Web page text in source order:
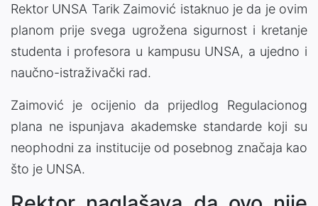
Rektor UNSA Tarik Zaimović istaknuo je da je ovim
planom prije svega ugrožena sigurnost i kretanje
studenta i profesora u kampusu UNSA, a ujedno i
naučno-istraživački rad.
Zaimović je ocijenio da prijedlog Regulacionog
plana ne ispunjava akademske standarde koji su
neophodni za institucije od posebnog značaja kao
što je UNSA.